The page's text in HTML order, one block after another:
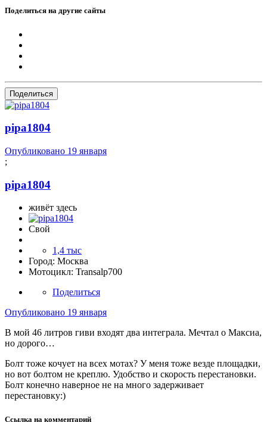
Поделиться на другие сайты
Поделиться
pipa1804
Опубликовано 19 января
;
pipa1804
живёт здесь
Свой
1,4 тыс
Город: Москва
Мотоцикл: Transalp700
Поделиться
Опубликовано 19 января
В мой 46 литров гиви входят два интеграла. Мечтал о Максиа,
но дорого…
Болт тоже кочует на всех мотах? У меня тоже везде площадки,
но вот болтом не креплю. Удобство и скорость перестановки.
Болт конечно наверное не на много задерживает
перестановку:)
Ссылка на комментарий